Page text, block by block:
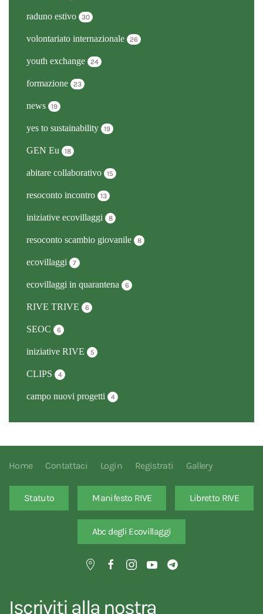
raduno estivo 30
volontariato internazionale 26
youth exchange 24
formazione 23
news 19
yes to sustainability 19
GEN Eu 18
abitare collaborativo 15
resoconto incontro 13
iniziative ecovillaggi 8
resoconto scambio giovanile 8
ecovillaggi 7
ecovillaggi in quarantena 6
RIVE TRIVE 6
SEOC 6
iniziative RIVE 5
CLIPS 4
campo nuovi progetti 4
Home Contattaci Login Registrati Gallery
Statuto Manifesto RIVE Libretto RIVE
Abc degli Ecovillaggi
Iscriviti alla nostra